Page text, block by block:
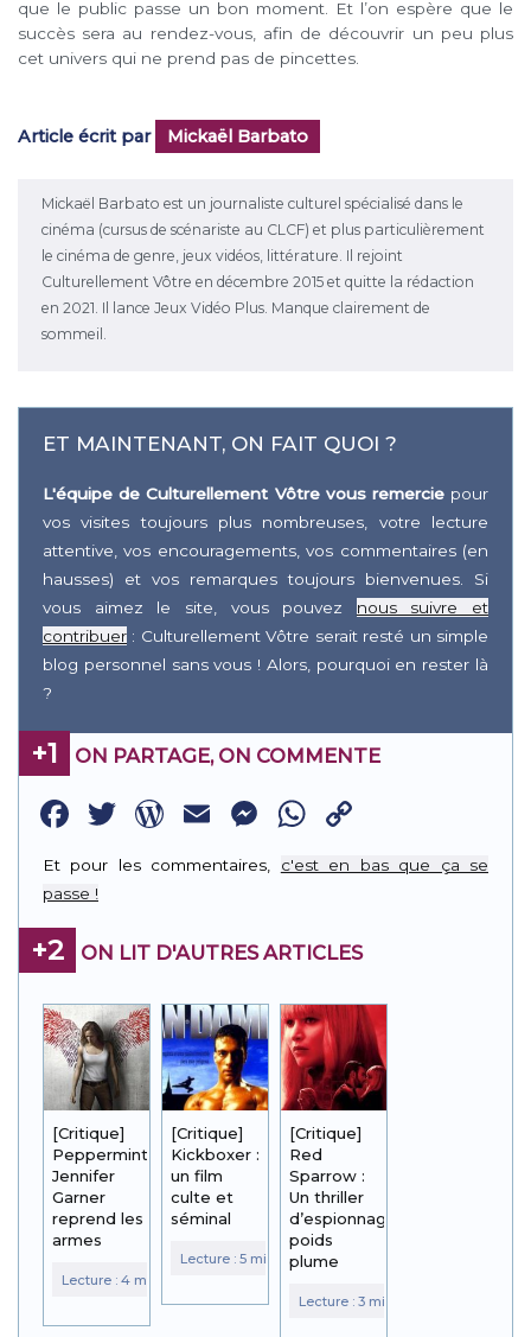
que le public passe un bon moment. Et l’on espère que le
succès sera au rendez-vous, afin de découvrir un peu plus
cet univers qui ne prend pas de pincettes.
Article écrit par Mickaël Barbato
Mickaël Barbato est un journaliste culturel spécialisé dans le
cinéma (cursus de scénariste au CLCF) et plus particulièrement
le cinéma de genre, jeux vidéos, littérature. Il rejoint
Culturellement Vôtre en décembre 2015 et quitte la rédaction
en 2021. Il lance Jeux Vidéo Plus. Manque clairement de
sommeil.
ET MAINTENANT, ON FAIT QUOI ?
L'équipe de Culturellement Vôtre vous remerciepour
vos visites toujours plus nombreuses, votre lecture
attentive, vos encouragements, vos commentaires (en
hausses) et vos remarques toujours bienvenues. Si
vous aimez le site, vous pouvez nous suivre et
contribuer : Culturellement Vôtre serait resté un simple
blog personnel sans vous ! Alors, pourquoi en rester là
?
+1 ON PARTAGE, ON COMMENTE
Facebook
Twitter
WordPress
EmailMessenger
WhatsApp
Link
Et pour les commentaires, c'est en bas que ça se
passe !
+2 ON LIT D'AUTRES ARTICLES
[Critique]
Peppermint :
Jennifer
Garner
reprend les
armes
[Critique]
Kickboxer :
un film
culte et
séminal
[Critique]
Red
Sparrow :
Un thriller
d’espionnage
poids
plume